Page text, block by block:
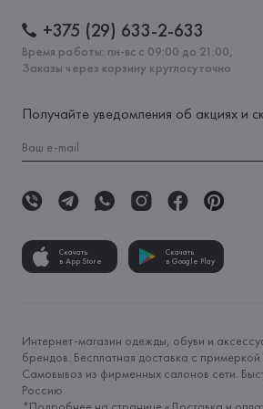
+375 (29) 633-2-633
Время работы: пн-вс с 09:00 до 21:00,
Заказы через корзину круглосуточно
Получайте уведомления об акциях и
Скачать
в App Store
Скачать
в Google Play
Интернет-магазин одежды, обуви и
брендов. Бесплатная доставка с
Самовывоз из фирменных салонов сети.
Россию.